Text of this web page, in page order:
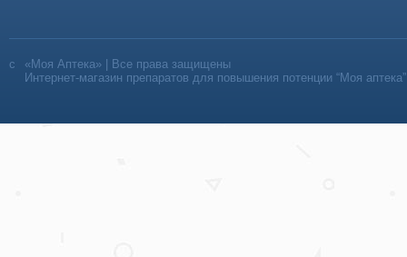
«Моя Аптека» | Все права защищены
Интернет-магазин препаратов для повышения потенции “Моя